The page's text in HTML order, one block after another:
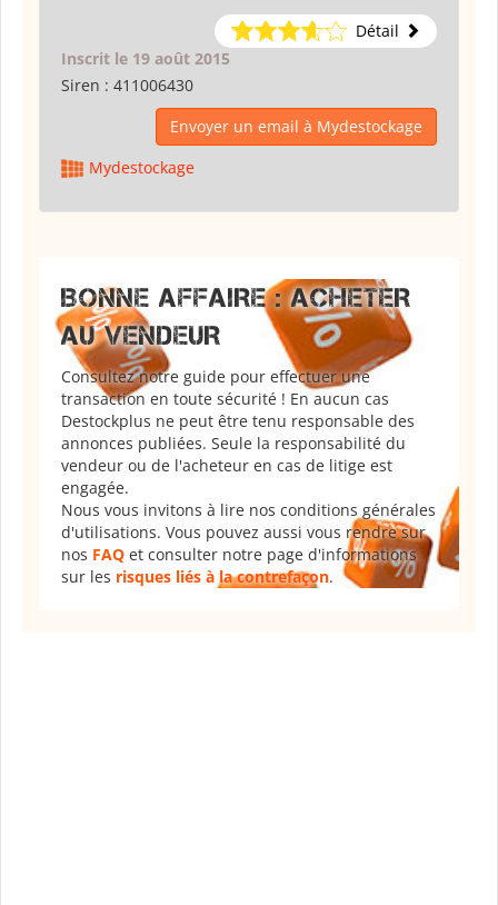
Détail
Inscrit le 19 août 2015
Siren : 411006430
Envoyer un email à Mydestockage
Mydestockage
BONNE AFFAIRE : ACHETER
AU VENDEUR
Consultez notre guide pour effectuer une
transaction en toute sécurité ! En aucun cas
Destockplus ne peut être tenu responsable des
annonces publiées. Seule la responsabilité du
vendeur ou de l'acheteur en cas de litige est
engagée.
Nous vous invitons à lire nos conditions générales
d'utilisations. Vous pouvez aussi vous rendre sur
nos FAQ et consulter notre page d'informations
sur les risques liés à la contrefaçon.